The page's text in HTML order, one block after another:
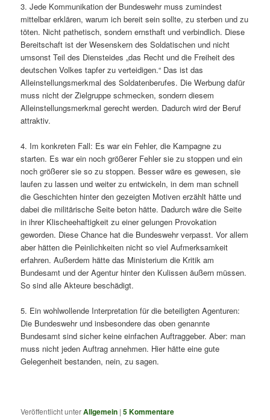
3. Jede Kommunikation der Bundeswehr muss zumindest
mittelbar erklären, warum ich bereit sein sollte, zu sterben und zu
töten. Nicht pathetisch, sondern ernsthaft und verbindlich. Diese
Bereitschaft ist der Wesenskern des Soldatischen und nicht
umsonst Teil des Diensteides „das Recht und die Freiheit des
deutschen Volkes tapfer zu verteidigen.“ Das ist das
Alleinstellungsmerkmal des Soldatenberufes. Die Werbung dafür
muss nicht der Zielgruppe schmecken, sondern diesem
Alleinstellungsmerkmal gerecht werden. Dadurch wird der Beruf
attraktiv.
4. Im konkreten Fall: Es war ein Fehler, die Kampagne zu
starten. Es war ein noch größerer Fehler sie zu stoppen und ein
noch größerer sie so zu stoppen. Besser wäre es gewesen, sie
laufen zu lassen und weiter zu entwickeln, in dem man schnell
die Geschichten hinter den gezeigten Motiven erzählt hätte und
dabei die militärische Seite beton hätte. Dadurch wäre die Seite
in ihrer Klischeehaftigkeit zu einer gelungen Provokation
geworden. Diese Chance hat die Bundeswehr verpasst. Vor allem
aber hätten die Peinlichkeiten nicht so viel Aufmerksamkeit
erfahren. Außerdem hätte das Ministerium die Kritik am
Bundesamt und der Agentur hinter den Kulissen äußern müssen.
So sind alle Akteure beschädigt.
5. Ein wohlwollende Interpretation für die beteiligten Agenturen:
Die Bundeswehr und insbesondere das oben genannte
Bundesamt sind sicher keine einfachen Auftraggeber. Aber: man
muss nicht jeden Auftrag annehmen. Hier hätte eine gute
Gelegenheit bestanden, nein, zu sagen.
Veröffentlicht unterAllgemein |5Kommentare